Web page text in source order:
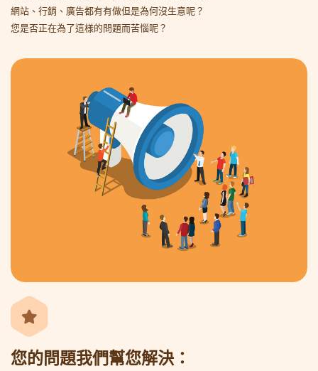
網站、行銷、廣告都有有做但是為何沒生意呢？
您是否正在為了這樣的問題而苦惱呢？
您的問題我們幫您解決：